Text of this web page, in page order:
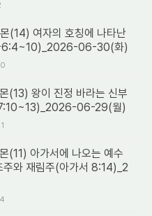
(14) 여자의 호칭에 나타난
6:4~10)_2026-06-30(화)
(13) 왕이 진정 바라는 신부
7:10~13)_2026-06-29(월)
(11) 아가서에 나오는 예수
와 재림주(아가서 8:14)_2